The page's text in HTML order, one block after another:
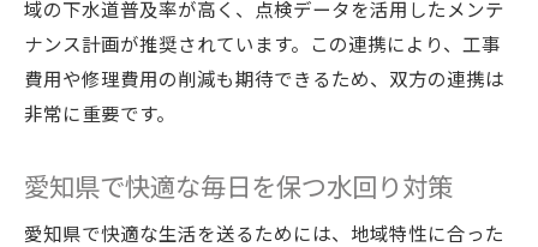
域の下水道普及率が高く、点検データを活用したメンテ
ナンス計画が推奨されています。この連携により、工事
費用や修理費用の削減も期待できるため、双方の連携は
非常に重要です。
愛知県で快適な毎日を保つ水回り対策
愛知県で快適な生活を送るためには、地域特性に合った